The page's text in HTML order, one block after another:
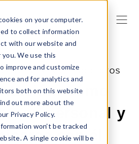
on your computer.
to collect information
with our website and
We use this
improve and customize
and for analytics and
both on this website
out more about the
Privacy Policy.
won’t be tracked
A single cookie will be
|VENTA DE PRODUCTOS
cómo
a su personal y
con él